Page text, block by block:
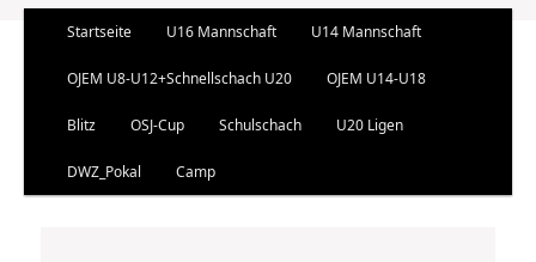
Zum Inhalt wechseln
Zum sekundären Inhalt wechseln
Startseite U16 Mannschaft U14 Mannschaft
OJEM U8-U12+Schnellschach U20 OJEM U14-U18
Blitz OSJ-Cup Schulschach U20 Ligen
DWZ_Pokal Camp